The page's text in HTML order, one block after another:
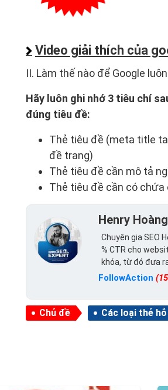
Video giải thích của
II. Làm thế nào để Google
Hãy luôn ghi nhớ 3 tiêu chí
đúng tiêu đề:
Thẻ tiêu đề (meta title
đề trang)
Thẻ tiêu đề cần mô tả
Thẻ tiêu đề cần có
Henry Hoàng
Chuyên gia SEO
% CTR cho
khóa, từ đó đưa
FollowAction
Chủ đề Các loại thẻ